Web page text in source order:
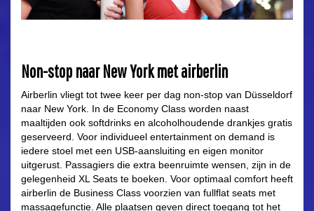
Non-stop naar New York met airberlin
Airberlin vliegt tot twee keer per dag non-stop van Düsseldorf
naar New York. In de Economy Class worden naast
maaltijden ook softdrinks en alcoholhoudende drankjes gratis
geserveerd. Voor individueel entertainment on demand is
iedere stoel met een USB-aansluiting en eigen monitor
uitgerust. Passagiers die extra beenruimte wensen, zijn in de
gelegenheid XL Seats te boeken. Voor optimaal comfort heeft
airberlin de Business Class voorzien van fullflat seats met
massagefunctie. Alle plaatsen geven direct toegang tot het